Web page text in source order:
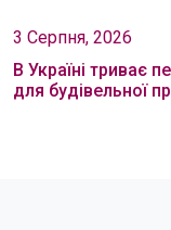
3 Серпня, 2026
В Україні триває
для будівельної